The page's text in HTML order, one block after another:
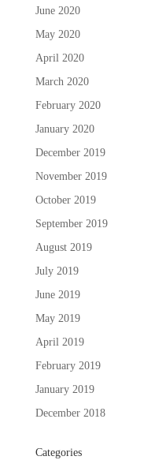
June 2020
May 2020
April 2020
March 2020
February 2020
January 2020
December 2019
November 2019
October 2019
September 2019
August 2019
July 2019
June 2019
May 2019
April 2019
February 2019
January 2019
December 2018
Categories